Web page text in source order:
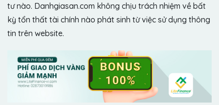
tư nào. Danhgiasan.com không chịu trách nhiệm về bất
kỳ tổn thất tài chính nào phát sinh từ việc sử dụng thông
tin trên website.